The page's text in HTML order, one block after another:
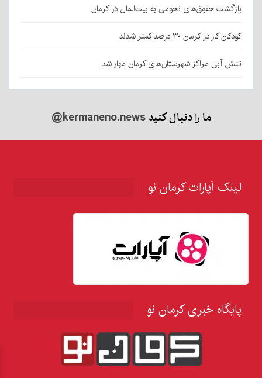
بازگشت حقوق‌های نجومی به بیت‌المال در کرمان
کودکان کار در کرمان ۳۰ درصد کمتر شدند
تنش آبی مراکز شهرستان‌های کرمان مهار شد
ما را دنبال کنید@kermaneno.news
لینک آپارات کرمان نو
پایگاه خبری کرمان نو